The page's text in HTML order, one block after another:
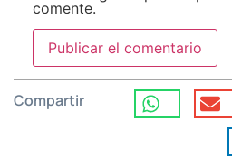
comente.
Compartir